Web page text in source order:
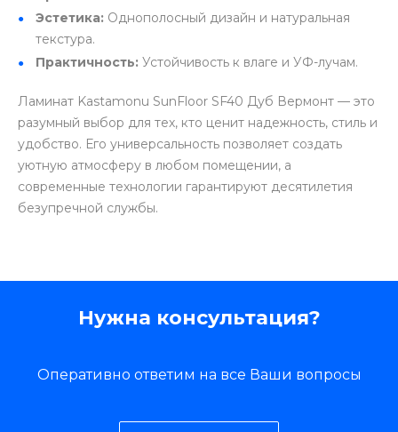
Эстетика: Однополосный дизайн и натуральная
текстура.
Практичность: Устойчивость к влаге и УФ-лучам.
Ламинат Kastamonu SunFloor SF40 Дуб Вермонт — это
разумный выбор для тех, кто ценит надежность, стиль и
удобство. Его универсальность позволяет создать
уютную атмосферу в любом помещении, а
современные технологии гарантируют десятилетия
безупречной службы.
Нужна консультация?
Оперативно ответим на все Ваши вопросы